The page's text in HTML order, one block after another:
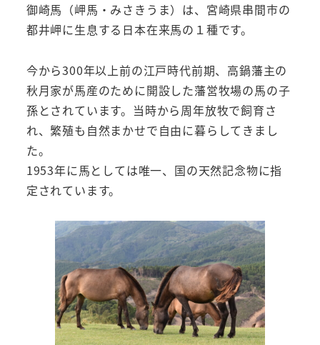
御崎馬（岬馬・みさきうま）は、宮崎県串間市の
都井岬に生息する日本在来馬の１種です。
今から300年以上前の江戸時代前期、高鍋藩主の
秋月家が馬産のために開設した藩営牧場の馬の子
孫とされています。当時から周年放牧で飼育さ
れ、繁殖も自然まかせで自由に暮らしてきまし
た。
1953年に馬としては唯一、国の天然記念物に指
定されています。